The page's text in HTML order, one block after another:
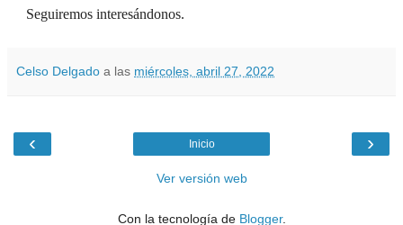
Seguiremos interesándonos.
Celso Delgado a las miércoles, abril 27, 2022
‹ ›
Inicio
Ver versión web
Con la tecnología de Blogger.